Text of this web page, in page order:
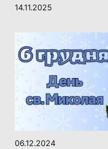
14.11.2025
06.12.2024